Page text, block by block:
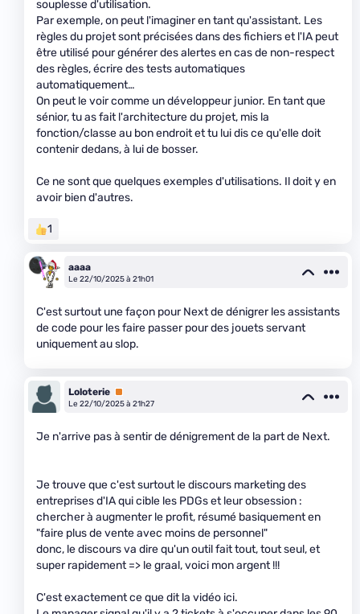
souplesse d'utilisation.
Par exemple, on peut l'imaginer en tant qu'assistant. Les
règles du projet sont précisées dans des fichiers et l'IA peut
être utilisé pour générer des alertes en cas de non-respect
des règles, écrire des tests automatiques
automatiquement…
On peut le voir comme un développeur junior. En tant que
sénior, tu as fait l'architecture du projet, mis la
fonction/classe au bon endroit et tu lui dis ce qu'elle doit
contenir dedans, à lui de bosser.
Ce ne sont que quelques exemples d'utilisations. Il doit y en
avoir bien d'autres.
1
aaaa
Le 22/10/2025 à 21h01
C'est surtout une façon pour Next de dénigrer les assistants
de code pour les faire passer pour des jouets servant
uniquement au slop.
Loloterie Premium
Le 22/10/2025 à 21h27
Je n'arrive pas à sentir de dénigrement de la part de Next.
Je trouve que c'est surtout le discours marketing des
entreprises d'IA qui cible les PDGs et leur obsession :
chercher à augmenter le profit, résumé basiquement en
"faire plus de vente avec moins de personnel"
donc, le discours va dire qu'un outil fait tout, tout seul, et
super rapidement => le graal, voici mon argent !!!
C'est exactement ce que dit la vidéo ici.